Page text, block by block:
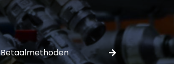
Betaalmethoden